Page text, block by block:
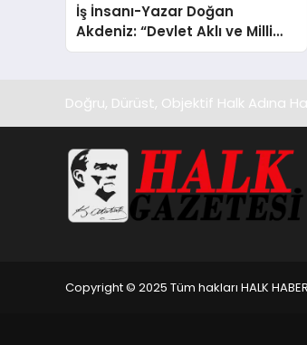
İş İnsanı-Yazar Doğan
Akdeniz: “Devlet Aklı ve Milli
Çıkarlar Her Şeyin Üzerindedir”
Doğru, Dürüst, Objektif Halk Adına
Copyright © 2025 Tüm hakları HALK